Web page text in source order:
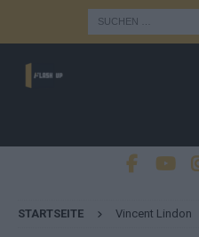
STARTSEITE Vincent Lindon